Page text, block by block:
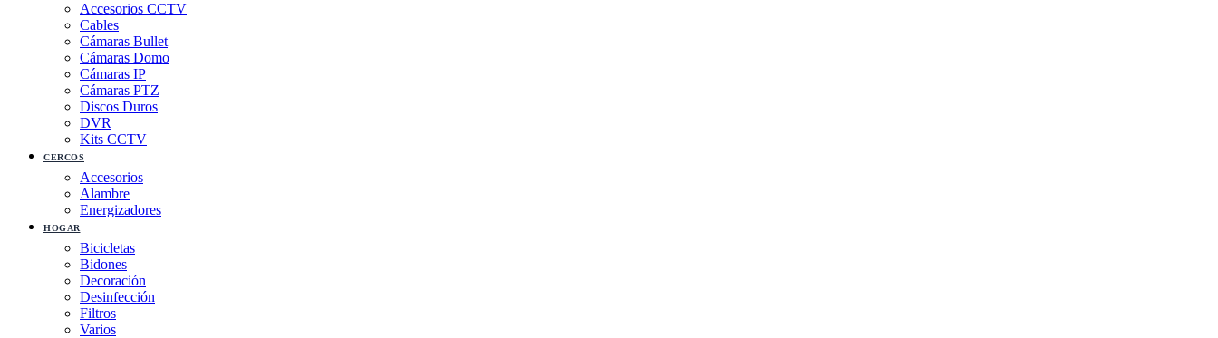
Accesorios CCTV
Cables
Cámaras Bullet
Cámaras Domo
Cámaras IP
Cámaras PTZ
Discos Duros
DVR
Kits CCTV
CERCOS
Accesorios
Alambre
Energizadores
HOGAR
Bicicletas
Bidones
Decoración
Desinfección
Filtros
Varios